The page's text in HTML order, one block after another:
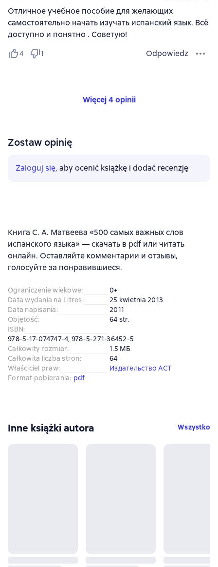
Отличное учебное пособие для желающих
самостоятельно начать изучать испанский язык. Всё
доступно и понятно . Советую!
4 1 Odpowiedz
Więcej 4 opinii
Zostaw opinię
Zaloguj się, aby ocenić książkę i dodać recenzję
Книга С. А. Матвеева «500 самых важных слов
испанского языка» — скачать в pdf или читать
онлайн. Оставляйте комментарии и отзывы,
голосуйте за понравившиеся.
Ograniczenie wiekowe:
0+
Data wydania na Litres:
25 kwietnia 2013
Data napisania:
2011
Objętość:
64 str.
ISBN:
978-5-17-074747-4, 978-5-271-36452-5
Całkowity rozmiar:
1.5 МБ
Całkowita liczba stron:
64
Właściciel praw:
Издательство АСТ
Format pobierania: pdf
Inne książki autora Wszystko